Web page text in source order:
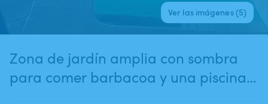
Ver las imágenes (5)
Zona de jardín amplia con sombra
para comer barbacoa y una piscina